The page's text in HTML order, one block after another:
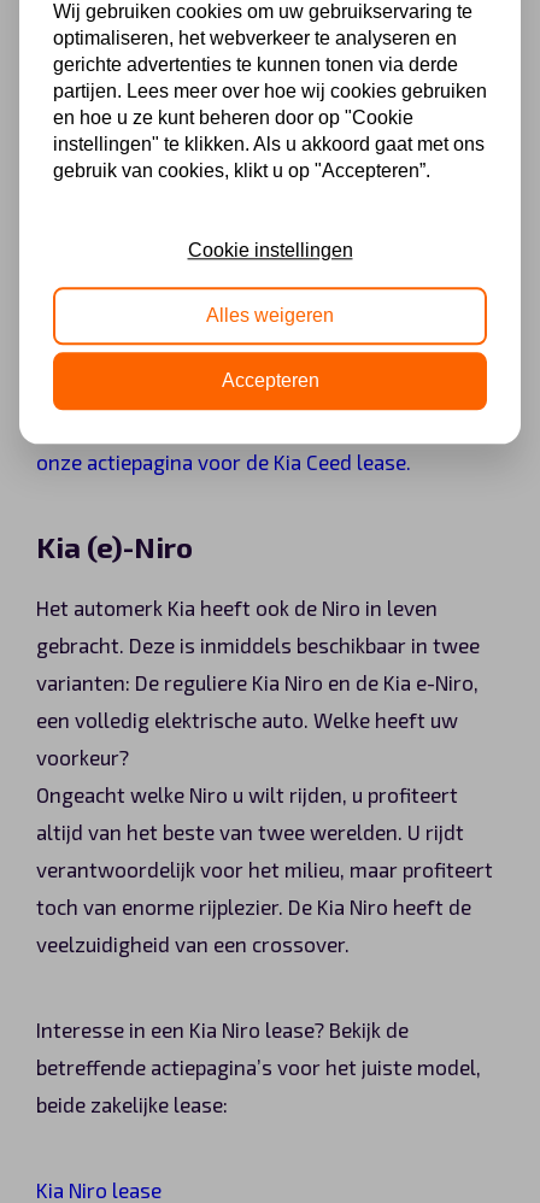
De Kia Ceed is onlangs volledig vernieuwd.
Wanneer u kiest voor het rijden van een Kia Ceed
zult u elke dag genieten. De auto heeft een
ondernemende karakter, ziet er zelfverzekerd uit
en rijdt ontzettend krachtig. De Kia Ceed zal direct
en daar staat hij dan ook om bekend.
De Kia Ceed is bij AutoLeaseCenter beschikbaar
voor zakelijke lease. Momenteel kunt u de auto
onze actiepagina voor de Kia Ceed lease.
Kia (e)-Niro
Het automerk Kia heeft ook de Niro in leven
gebracht. Deze is inmiddels beschikbaar in twee
varianten: De reguliere Kia Niro en de Kia e-Niro,
een volledig elektrische auto. Welke heeft uw
voorkeur?
Ongeacht welke Niro u wilt rijden, u profiteert
altijd van het beste van twee werelden. U rijdt
verantwoordelijk voor het milieu, maar profiteert
toch van enorme rijplezier. De Kia Niro heeft de
veelzuidigheid van een crossover.
Interesse in een Kia Niro lease? Bekijk de
betreffende actiepagina’s voor het juiste model,
beide zakelijke lease:
Kia Niro lease
Wij gebruiken cookies om uw gebruikservaring te
optimaliseren, het webverkeer te analyseren en
gerichte advertenties te kunnen tonen via derde
partijen. Lees meer over hoe wij cookies gebruiken
en hoe u ze kunt beheren door op "Cookie
instellingen" te klikken. Als u akkoord gaat met ons
gebruik van cookies, klikt u op "Accepteren”.
Cookie instellingen
Alles weigeren
Accepteren